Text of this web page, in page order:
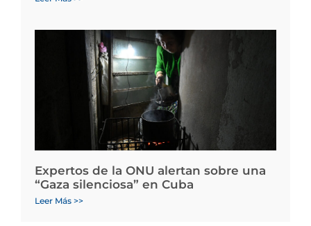
Expertos de la ONU alertan sobre una
“Gaza silenciosa” en Cuba
Leer Más >>